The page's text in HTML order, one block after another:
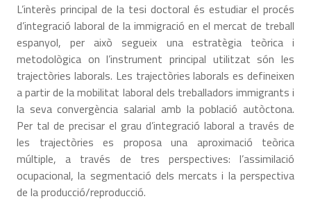
L’interès principal de la tesi doctoral és estudiar el procés
d’integració laboral de la immigració en el mercat de treball
espanyol, per això segueix una estratègia teòrica i
metodològica on l’instrument principal utilitzat són les
trajectòries laborals. Les trajectòries laborals es defineixen
a partir de la mobilitat laboral dels treballadors immigrants i
la seva convergència salarial amb la població autòctona.
Per tal de precisar el grau d’integració laboral a través de
les trajectòries es proposa una aproximació teòrica
múltiple, a través de tres perspectives: l’assimilació
ocupacional, la segmentació dels mercats i la perspectiva
de la producció/reproducció.